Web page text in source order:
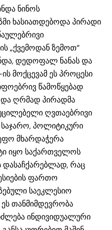
ნინოს
ხასიათდებოდა პირადი
„ქვემოდან ზემოთ“
დედოფალ ნანას და
მოქცევამ ეს პროცესი
წამოწყებად
და ღრმად პირადმა
ღვთაებრივი
პოლიტიკური
მხარდაჭერა
იყო საქართველოს
დასაჩქარებლად, რაც
ფართო
საეკლესიო
თანმიმდევრობა
ინდივიდუალური